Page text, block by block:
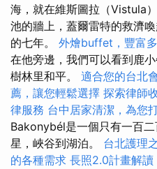
海，就在維斯圖拉（Vistula
池的牆上，蓋爾雷特的救濟
的七年。 外燴buffet，豐富
在他旁邊，我們可以看到鹿
樹林里和平。 適合您的台北
薦，讓您輕鬆選擇 探索律師
律服務 台中居家清潔，為您
Bakonybél是一個只有一百
星，峽谷到湖泊。 台北護理
的各種需求 長照2.0計畫解讀